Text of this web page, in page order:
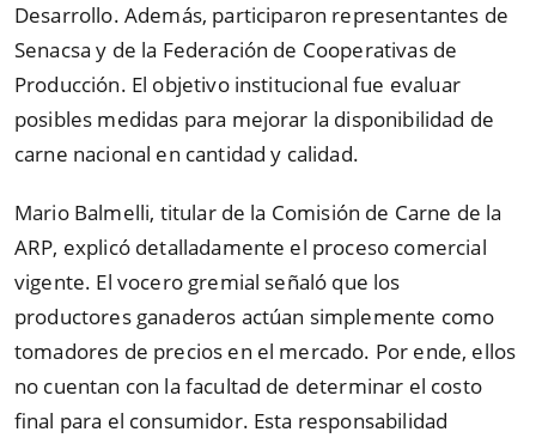
Desarrollo. Además, participaron representantes de
Senacsa y de la Federación de Cooperativas de
Producción. El objetivo institucional fue evaluar
posibles medidas para mejorar la disponibilidad de
carne nacional en cantidad y calidad.
Mario Balmelli, titular de la Comisión de Carne de la
ARP, explicó detalladamente el proceso comercial
vigente. El vocero gremial señaló que los
productores ganaderos actúan simplemente como
tomadores de precios en el mercado. Por ende, ellos
no cuentan con la facultad de determinar el costo
final para el consumidor. Esta responsabilidad